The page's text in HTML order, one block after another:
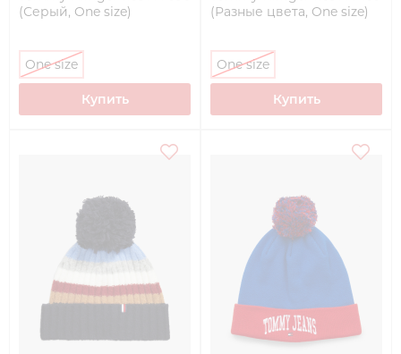
(Серый, One size)
One size
Купить
(Разные цвета, One size)
One size
Купить